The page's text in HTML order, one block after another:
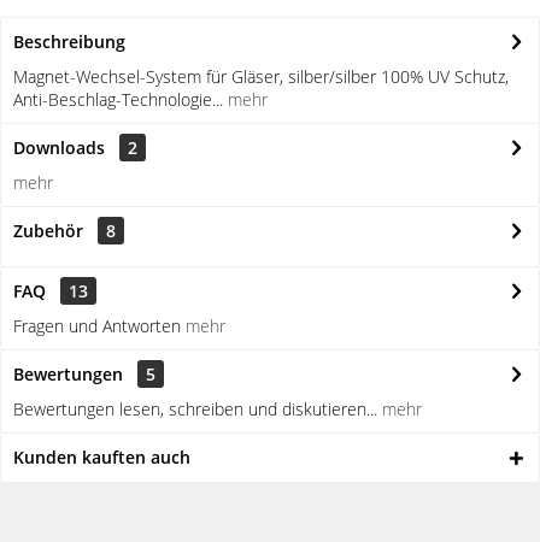
Beschreibung
Magnet-Wechsel-System für Gläser, silber/silber 100% UV Schutz,
Anti-Beschlag-Technologie... mehr
Downloads
2
mehr
Zubehör 8
FAQ
13
Fragen und Antworten mehr
Bewertungen
5
Bewertungen lesen, schreiben und diskutieren... mehr
Kunden kauften auch